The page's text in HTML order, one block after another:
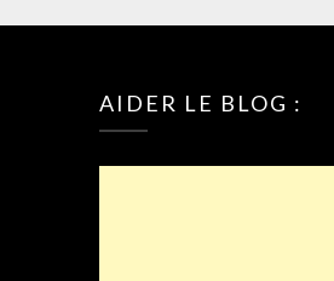
AIDER LE BLOG :